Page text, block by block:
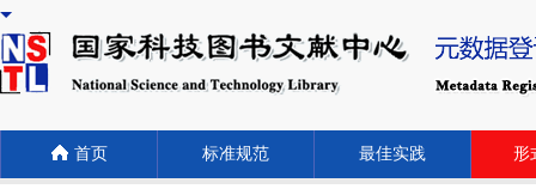
首页 标准规范 最佳实践 形